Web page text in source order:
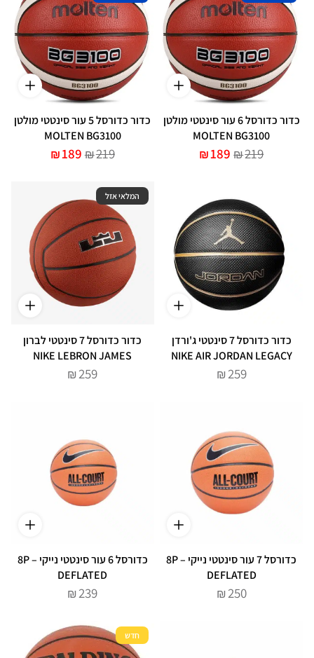
כדור כדורסל 6 עור סינטטי מולטן
MOLTEN BG3100
₪189 ₪219
כדור כדורסל 5 עור סינטטי מולטן
MOLTEN BG3100
₪189 ₪219
כדור כדורסל 7 סינטטי ג'ורדן
NIKE AIR JORDAN LEGACY
₪259
המלאי אזל
כדור כדורסל 7 סינטטי לברון
NIKE LEBRON JAMES
₪259
כדורסל 7 עור סינטטי נייקי – 8P
DEFLATED
₪250
כדורסל 6 עור סינטטי נייקי – 8P
DEFLATED
₪239
חדש